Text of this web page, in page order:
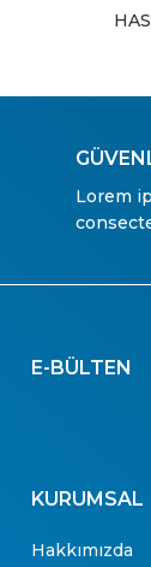
Lorem
E-BÜLTEN
KURUMSAL
Hakkımızda